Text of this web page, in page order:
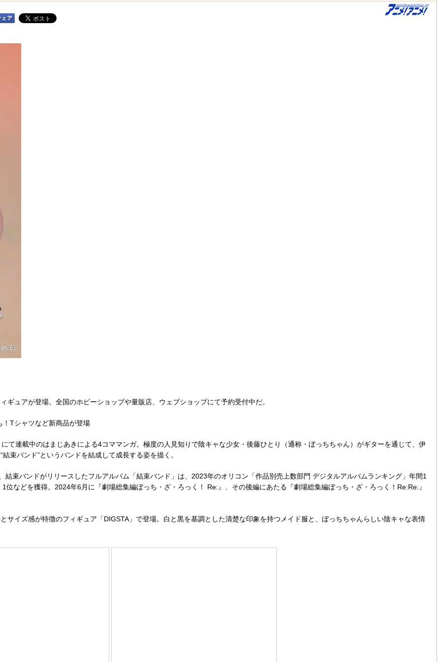
ュアが登場。全国のホビーショップや量販店、ウェブショップにて予約受付中だ。
！Tシャツなど新商品が登場
て連載中のはまじあきによる4コママンガ。極度の人見知りで陰キャな少女・後藤ひとり（通称・ぼっちちゃん）がギターを通じて、伊
束バンド”というバンドを結成して成長する姿を描く。
束バンドがリリースしたフルアルバム「結束バンド」は、2023年のオリコン「作品別売上数部門 デジタルアルバムランキング」年間1
などを獲得。2024年6月に『劇場総集編ぼっち・ざ・ろっく！ Re:』、その後編にあたる『劇場総集編ぼっち・ざ・ろっく！Re:Re:』
サイズ感が特徴のフィギュア「DIGSTA」で登場。白と黒を基調とした清楚な印象を持つメイド服と、ぼっちちゃんらしい陰キャな表情